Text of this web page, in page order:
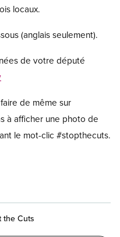
locaux.
(anglais seulement).
de votre député
de même sur
à afficher une photo de
le mot-clic #stopthecuts.
the Cuts